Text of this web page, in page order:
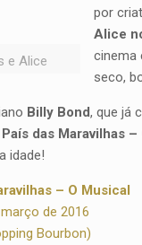
e Alice
por
Alice
cinema
seco,
Billy Bond, que já
das Maravilhas –
idade!
– O Musical
de 2016
Bourbon)